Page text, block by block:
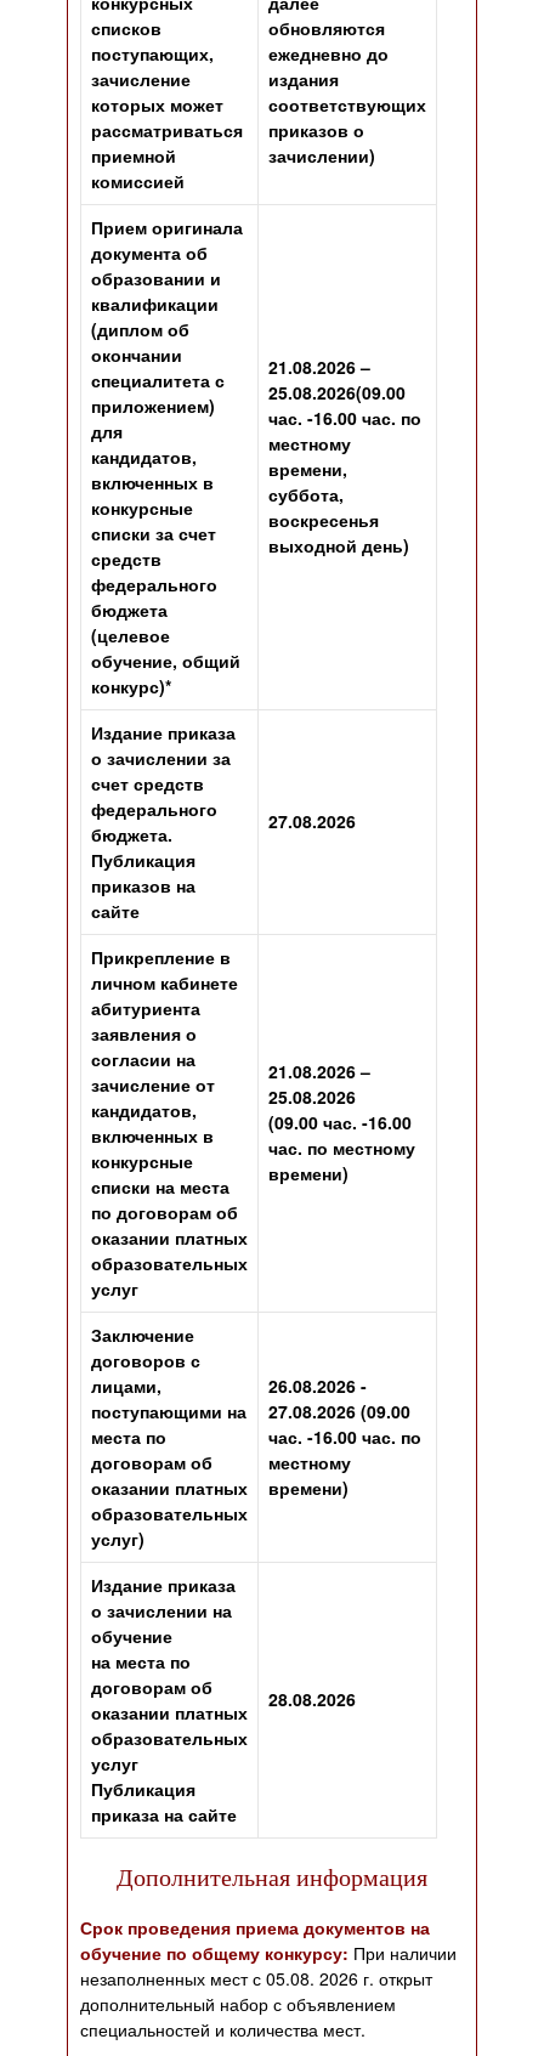
списков
поступающих,
зачисление
которых может
рассматриваться
приемной
комиссией
обновляются
ежедневно до
издания
соответствующих
приказов о
зачислении)
Прием оригинала
документа об
образовании и
квалификации
(диплом об
окончании
специалитета с
приложением)
для
кандидатов,
включенных в
конкурсные
списки за счет
средств
федерального
бюджета
(целевое
обучение, общий
конкурс)*
21.08.2026 –
25.08.2026(09.00
час. -16.00 час. по
местному
времени,
суббота,
воскресенья
выходной день)
Издание приказа
о зачислении за
счет средств
федерального
бюджета.
Публикация
приказов на
сайте
27.08.2026
Прикрепление в
личном кабинете
абитуриента
заявления о
согласии на
зачисление от
кандидатов,
включенных в
конкурсные
списки на места
по договорам об
оказании платных
образовательных
услуг
21.08.2026 –
25.08.2026
(09.00 час. -16.00
час. по местному
времени)
Заключение
договоров с
лицами,
поступающими на
места по
договорам об
оказании платных
образовательных
услуг)
26.08.2026 -
27.08.2026 (09.00
час. -16.00 час. по
местному
времени)
Издание приказа
о зачислении на
обучение
на места по
договорам об
оказании платных
образовательных
услуг
Публикация
приказа на сайте
28.08.2026
Дополнительная информация
Срок проведения приема документов на
обучение по общему конкурсу: При наличии
незаполненных мест с 05.08. 2026 г. открыт
дополнительный набор с объявлением
специальностей и количества мест.